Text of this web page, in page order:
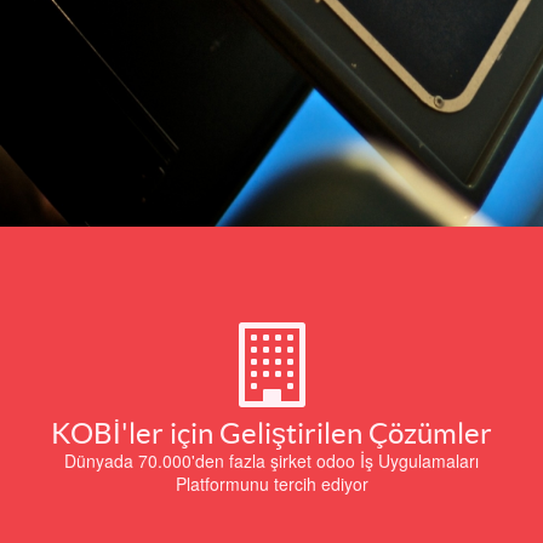
KOBİ'ler için Geliştirilen Çözümler
Dünyada 70.000'den fazla şirket odoo İş Uygulamaları
Platformunu tercih ediyor